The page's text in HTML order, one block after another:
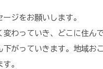
ジをお願いします。
わっていき、どこに住ん
がっていきます。地域お
。